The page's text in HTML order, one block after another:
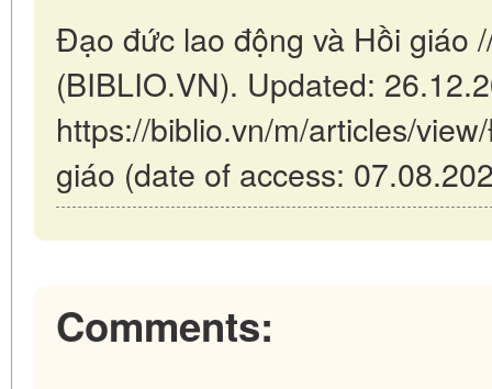
Đạo đức lao động và Hồi giáo
(BIBLIO.VN). Updated:
https://biblio.vn/m/articles/
giáo (date of access:
Comments: